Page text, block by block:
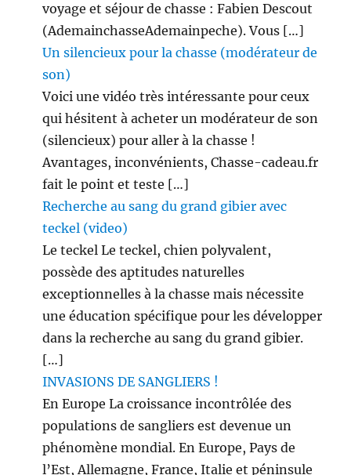
voyage et séjour de chasse : Fabien Descout
(AdemainchasseAdemainpeche). Vous […]
Un silencieux pour la chasse (modérateur de
son)
Voici une vidéo très intéressante pour ceux
qui hésitent à acheter un modérateur de son
(silencieux) pour aller à la chasse !
Avantages, inconvénients, Chasse-cadeau.fr
fait le point et teste […]
Recherche au sang du grand gibier avec
teckel (video)
Le teckel Le teckel, chien polyvalent,
possède des aptitudes naturelles
exceptionnelles à la chasse mais nécessite
une éducation spécifique pour les développer
dans la recherche au sang du grand gibier.
[…]
INVASIONS DE SANGLIERS !
En Europe La croissance incontrôlée des
populations de sangliers est devenue un
phénomène mondial. En Europe, Pays de
l’Est, Allemagne, France, Italie et péninsule